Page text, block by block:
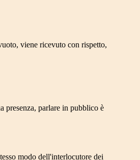
viene ricevuto con rispetto,
presenza, parlare in pubblico è
modo dell'interlocutore dei